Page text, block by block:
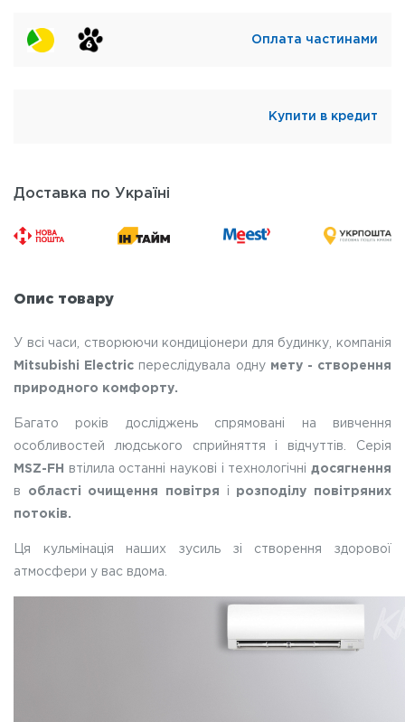
Оплата частинами
Купити в кредит
Доставка по Україні
Опис товару
У всі часи, створюючи кондиціонери для будинку, компанія
Mitsubishi Electric переслідувала одну мету - створення
природного комфорту.
Багато років досліджень спрямовані на вивчення
особливостей людського сприйняття і відчуттів. Серія
MSZ-FH втілила останні наукові і технологічні досягнення
в області очищення повітря і розподілу повітряних
потоків.
Ця кульмінація наших зусиль зі створення здорової
атмосфери у вас вдома.